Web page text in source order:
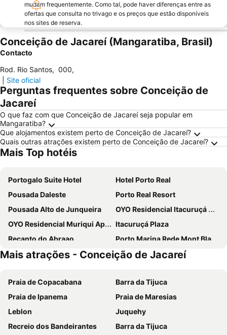
mudam frequentemente. Como tal, pode haver diferenças entre as
ofertas que consulta no trivago e os preços que estão disponíveis
nos sites de reserva.
Conceição de Jacareí (Mangaratiba, Brasil)
Contacto
Rod. Rio Santos, 000,
Site oficial
Perguntas frequentes sobre Conceição de
Jacareí
O que faz com que Conceição de Jacareí seja popular em
Mangaratiba?
Que alojamentos existem perto de Conceição de Jacareí?
Quais outras atrações existem perto de Conceição de Jacareí?
Mais Top hotéis
Portogalo Suite Hotel
Hotel Porto Real
Pousada Daleste
Porto Real Resort
Pousada Alto de Junqueira
OYO Residencial Itacuruçá Apart Hotel, Mangaratiba
OYO Residencial Muriqui Apart Hotel, Mangaratiba
Itacuruçá Plaza
Recanto do Abraao
Porto Marina Rede Mont Blanc
Pousada Praia da Crena
Pousada Telhado Azul
Pousada Lilás
Pousada Lisamar
Recanto da Ilha
Pousada Guapuruvu
Pousada Manaca
Pousada Casablanca
Beto´s Pousada
Pousada Rubi
Mais atrações - Conceição de Jacareí
Praia de Copacabana
Barra da Tijuca
Praia de Ipanema
Praia de Maresias
Leblon
Juquehy
Recreio dos Bandeirantes
Barra da Tijuca